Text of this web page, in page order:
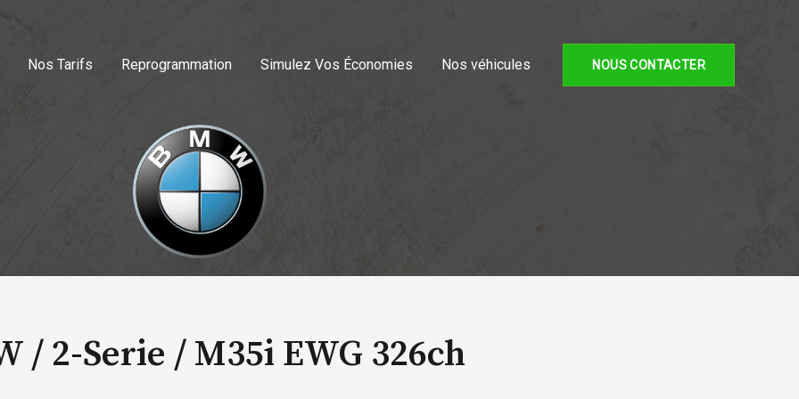
Nos Tarifs Reprogrammation Simulez Vos Économies Nos véhicules NOUS CONTACTER
/ 2-Serie / M35i EWG 326ch